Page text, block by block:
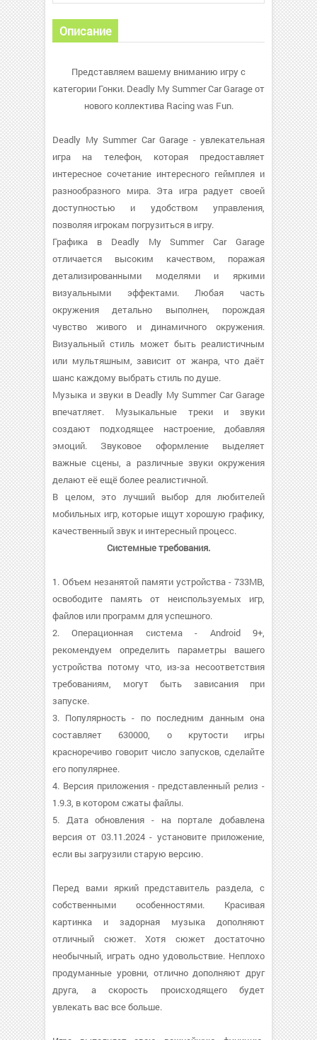
Описание
Представляем вашему вниманию игру с
категории Гонки. Deadly My Summer Car Garage от
нового коллектива Racing was Fun.
Deadly My Summer Car Garage - увлекательная
игра на телефон, которая предоставляет
интересное сочетание интересного геймплея и
разнообразного мира. Эта игра радует своей
доступностью и удобством управления,
позволяя игрокам погрузиться в игру.
Графика в Deadly My Summer Car Garage
отличается высоким качеством, поражая
детализированными моделями и яркими
визуальными эффектами. Любая часть
окружения детально выполнен, порождая
чувство живого и динамичного окружения.
Визуальный стиль может быть реалистичным
или мультяшным, зависит от жанра, что даёт
шанс каждому выбрать стиль по душе.
Музыка и звуки в Deadly My Summer Car Garage
впечатляет. Музыкальные треки и звуки
создают подходящее настроение, добавляя
эмоций. Звуковое оформление выделяет
важные сцены, а различные звуки окружения
делают её ещё более реалистичной.
В целом, это лучший выбор для любителей
мобильных игр, которые ищут хорошую графику,
качественный звук и интересный процесс.
Системные требования.
1. Объем незанятой памяти устройства - 733MB,
освободите память от неиспользуемых игр,
файлов или программ для успешного.
2. Операционная система - Android 9+,
рекомендуем определить параметры вашего
устройства потому что, из-за несоответствия
требованиям, могут быть зависания при
запуске.
3. Популярность - по последним данным она
составляет 630000, о крутости игры
красноречиво говорит число запусков, сделайте
его популярнее.
4. Версия приложения - представленный релиз -
1.9.3, в котором сжаты файлы.
5. Дата обновления - на портале добавлена
версия от 03.11.2024 - установите приложение,
если вы загрузили старую версию.
Перед вами яркий представитель раздела, с
собственными особенностями. Красивая
картинка и задорная музыка дополняют
отличный сюжет. Хотя сюжет достаточно
необычный, играть одно удовольствие. Неплохо
продуманные уровни, отлично дополняют друг
друга, а скорость происходящего будет
увлекать вас все больше.